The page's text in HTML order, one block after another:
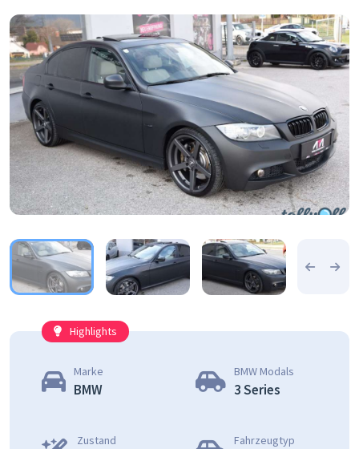
Highlights
Marke
BMW
BMW Modals
3 Series
Zustand Fahrzeugtyp